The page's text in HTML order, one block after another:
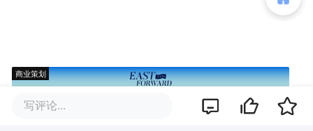
商业策划
写评论...